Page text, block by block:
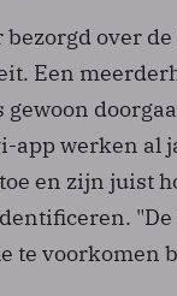
bezorgd over
Een
gewoon
app werken al
en zijn juist
te voorkomen